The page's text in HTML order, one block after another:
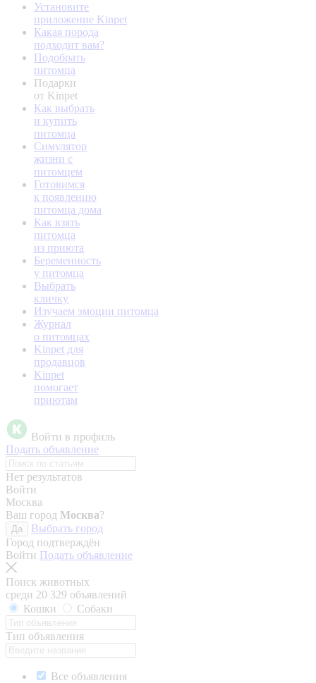
Установите
приложение Kinpet
Какая порода
подходит вам?
Подобрать
питомца
Подарки
от Kinpet
Как выбрать
и купить
питомца
Симулятор
жизни с
питомцем
Готовимся
к появлению
питомца дома
Как взять
питомца
из приюта
Беременность
у питомца
Выбрать
кличку
Изучаем эмоции питомца
Журнал
о питомцах
Kinpet для
продавцов
Kinpet
помогает
приютам
Войти в профиль
Подать объявление
Нет результатов
Войти
Москва
Ваш город Москва?
Да
Выбрать город
Город подтверждён
Войти Подать объявление
Поиск животных
среди 20 329 объявлений
Кошки
Собаки
Тип объявления
Все объявления